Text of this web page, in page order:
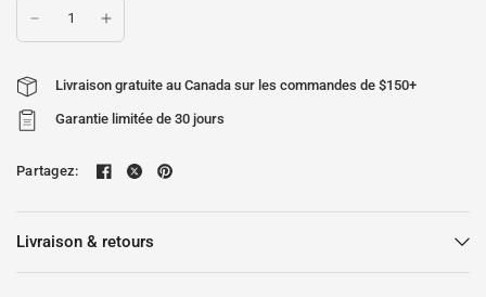
Livraison gratuite au Canada sur les commandes de $150+
Garantie limitée de 30 jours
Partagez:
Livraison & retours